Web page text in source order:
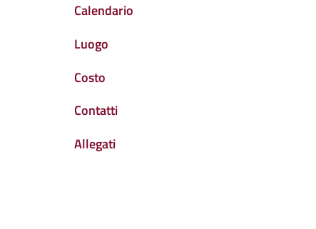
Calendario
Luogo
Costo
Contatti
Allegati